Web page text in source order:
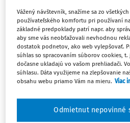
Filter
Počet vyhľadaných dokumentov:1
Zoradiť podľa:
Najnovšie Najstaršie
ČLÁNKY
Správa z medzinárodnej
Vážený návštevník, snažíme sa zo
používateľského komfortu pri používaní
základné predpoklady patrí napr. aby
aby sme vás neobťažovali nevhodnou
dostatok podnetov, ako web vylepšovať.
súhlas so spracovaním súborov cookies,
dočasne ukladajú vo vašom prehliadači.
súhlasu. Dáta využijeme na zlepšovanie
obsahu webu priamo Vám na mieru. Viac
Odmietnut nepovinné